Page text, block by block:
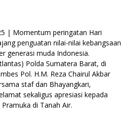
| Momentum peringatan Hari
penguatan nilai-nilai kebangsaan
generasi muda Indonesia.
Polda Sumatera Barat, di
Pol. H.M. Reza Chairul Akbar
staf dan Bhayangkari,
sekaligus apresiasi kepada
di Tanah Air.